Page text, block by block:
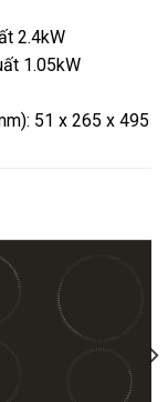
2.4kW
1.05kW
51 x 265 x 495